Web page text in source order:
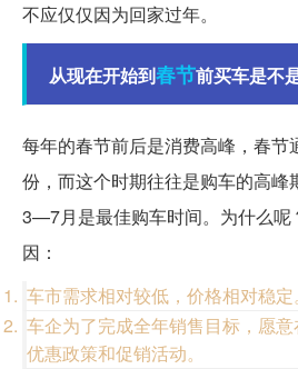
不应仅仅因为回家过年。
从现在开始到春节前买车是不
每年的春节前后是消费高峰，春节
份，而这个时期往往是购车的高峰
3—7月是最佳购车时间。为什么呢
因：
车市需求相对较低，价格相对稳定。
车企为了完成全年销售目标，愿
优惠政策和促销活动。